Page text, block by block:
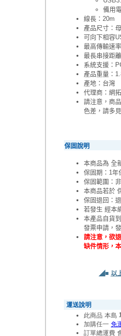
備用
線長：20m
產品尺寸：
可向下相容
最高傳輸速
最長串接距
系統支援：
產品重量：
產地：台灣
代理商：網
請注意，商
色差，請多
保固說明
本商品為 全
保固期：1年
保固範圍：
本商品若於
保固退回：
若發生 經本
本產品自貨
發票申請，
請注意，欲
缺件情形，
◢■ 以